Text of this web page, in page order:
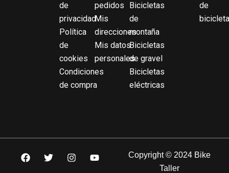
de
privacidad
Política
de
cookies
Condiciones
de compra
pedidos
Mis
direcciones
Mis datos
personales
Bicicletas
de
montaña
Bicicletas
de gravel
Bicicletas
eléctricas
de
Copyright © 2024 Bike
Taller
F
a
T
w
I
n
Y
o